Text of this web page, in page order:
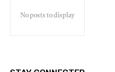
No posts to display